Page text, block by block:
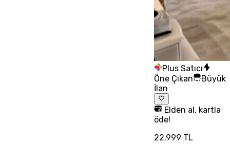
Plus Satıcı
Öne Çıkan
Büyük
İlan
Elden al, kartla
öde!
22.999 TL